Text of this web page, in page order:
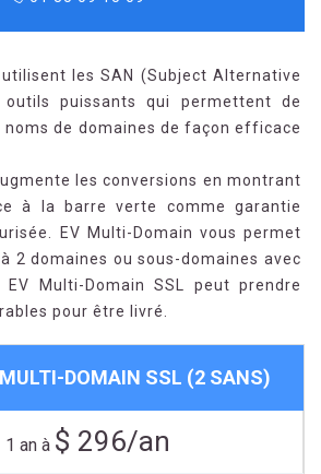
les SAN (Subject Alternative
outils puissants qui permettent de
noms de domaines de façon efficace
les conversions en montrant
à la barre verte comme garantie
EV Multi-Domain vous permet
2 domaines ou sous-domaines avec
Multi-Domain SSL peut prendre
pour être livré.
DOMAIN SSL (2 SANS)
1 an à $ 296/an